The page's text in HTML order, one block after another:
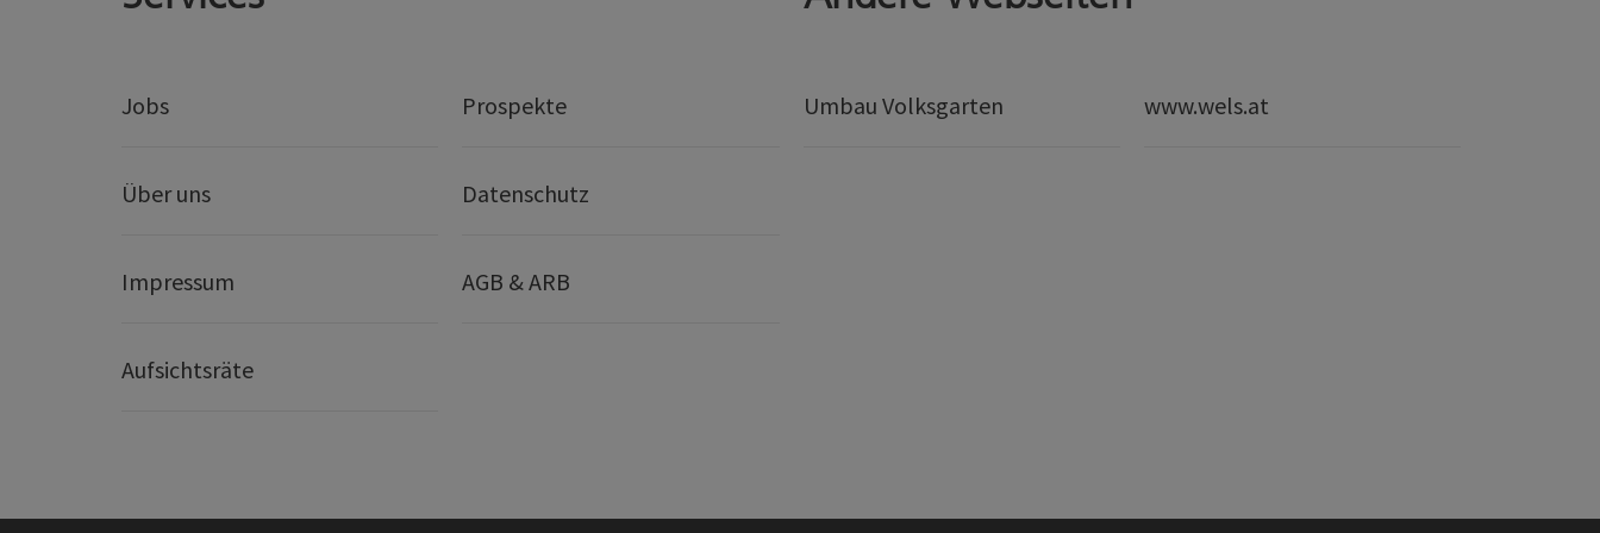
Jobs Prospekte
Über uns Datenschutz
Impressum AGB & ARB
Aufsichtsräte
Umbau Volksgarten www.wels.at